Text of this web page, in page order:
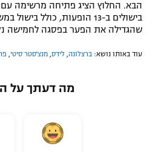
הבא. החלוץ הציג פתיחה מרשימה
בישולים ב-13 הופעות, כולל
שהגדילה את הפער בפסגה לחמישה
עוד באותו נושא: ברצלונה לידס מנצ'סטר סיטי
מה דעתך על